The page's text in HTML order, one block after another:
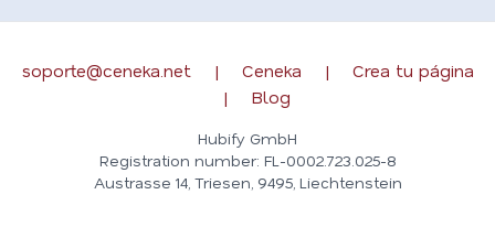
soporte@ceneka.net | Ceneka |
Crea tu página
|
Blog
Hubify GmbH
Registration number: FL-0002.723.025-8
Austrasse 14, Triesen, 9495, Liechtenstein